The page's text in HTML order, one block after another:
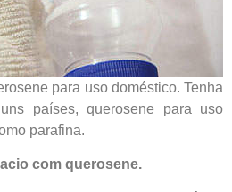
para uso doméstico. Tenha
países, querosene para uso
parafina.
com querosene.